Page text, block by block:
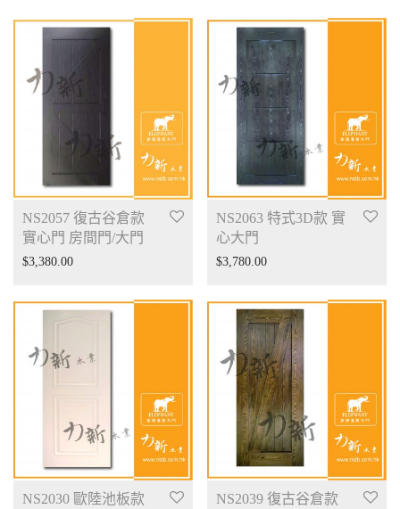
NS2057 復古谷倉款
實心門 房間門/大門
$3,380.00
NS2063 特式3D款 實
心大門
$3,780.00
NS2030 歐陸池板款
NS2039 復古谷倉款